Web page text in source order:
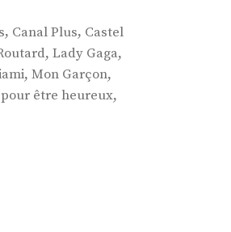
, Canal Plus, Castel
, Lady Gaga,
, Mon Garçon,
être heureux,